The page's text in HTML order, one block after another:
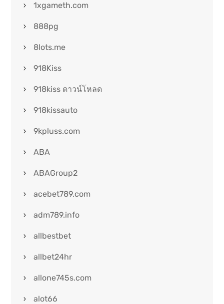
1xgameth.com
888pg
8lots.me
918Kiss
918kiss ดาวน์โหลด
918kissauto
9kpluss.com
ABA
ABAGroup2
acebet789.com
adm789.info
allbestbet
allbet24hr
allone745s.com
alot66